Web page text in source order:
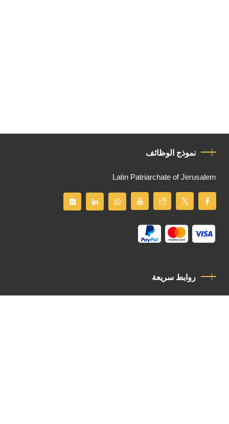
نموذج الوظائف
Latin Patriarchate of Jerusalem
روابط سريعة